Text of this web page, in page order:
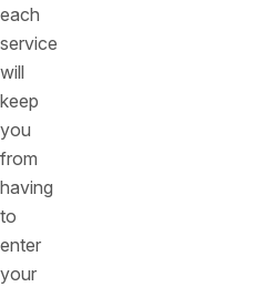
each
service
will
keep
you
from
having
to
enter
your